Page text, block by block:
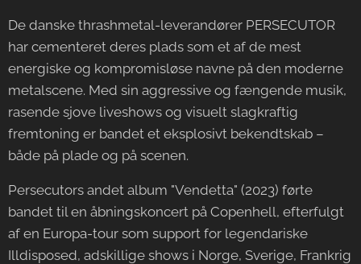
De danske thrashmetal-leverandører PERSECUTOR
har cementeret deres plads som et af de mest
energiske og kompromisløse navne på den moderne
metalscene. Med sin aggressive og fængende musik,
rasende sjove liveshows og visuelt slagkraftig
fremtoning er bandet et eksplosivt bekendtskab –
både på plade og på scenen.
Persecutors andet album "Vendetta" (2023) førte
bandet til en åbningskoncert på Copenhell, efterfulgt
af en Europa-tour som support for legendariske
Illdisposed, adskillige shows i Norge, Sverige, Frankrig